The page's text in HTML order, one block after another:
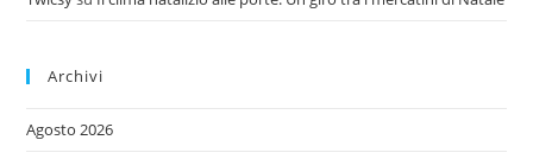
Archivi
Agosto 2026